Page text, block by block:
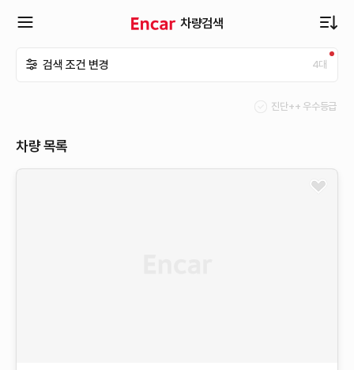
차량검색
뉴
검색 조건 변경 4대
진단++ 우수등급
차량 목록